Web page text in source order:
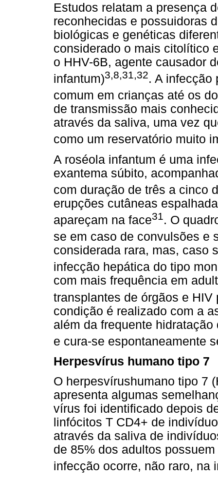
Estudos relatam a presença
reconhecidas e possuidoras
biológicas e genéticas
considerado o mais citolítico
o HHV-6B, agente causador
infantum)3,8,31,32. A infecção
comum em crianças até os
de transmissão mais
através da saliva, uma vez
como um reservatório muito
A roséola infantum é uma
exantema súbito,
com duração de três a cinco
erupções cutâneas
apareçam na face31. O
se em caso de convulsões e
considerada rara, mas, caso
infecção hepática do tipo
com mais frequência em
transplantes de órgãos e HIV
condição é realizado com a
além da frequente
e cura-se espontaneamente
Herpesvírus humano tipo 7
O herpesvírushumano tipo 7
apresenta algumas
vírus foi identificado depois
linfócitos T CD4+ de
através da saliva de
de 85% dos adultos
infecção ocorre, não raro, na